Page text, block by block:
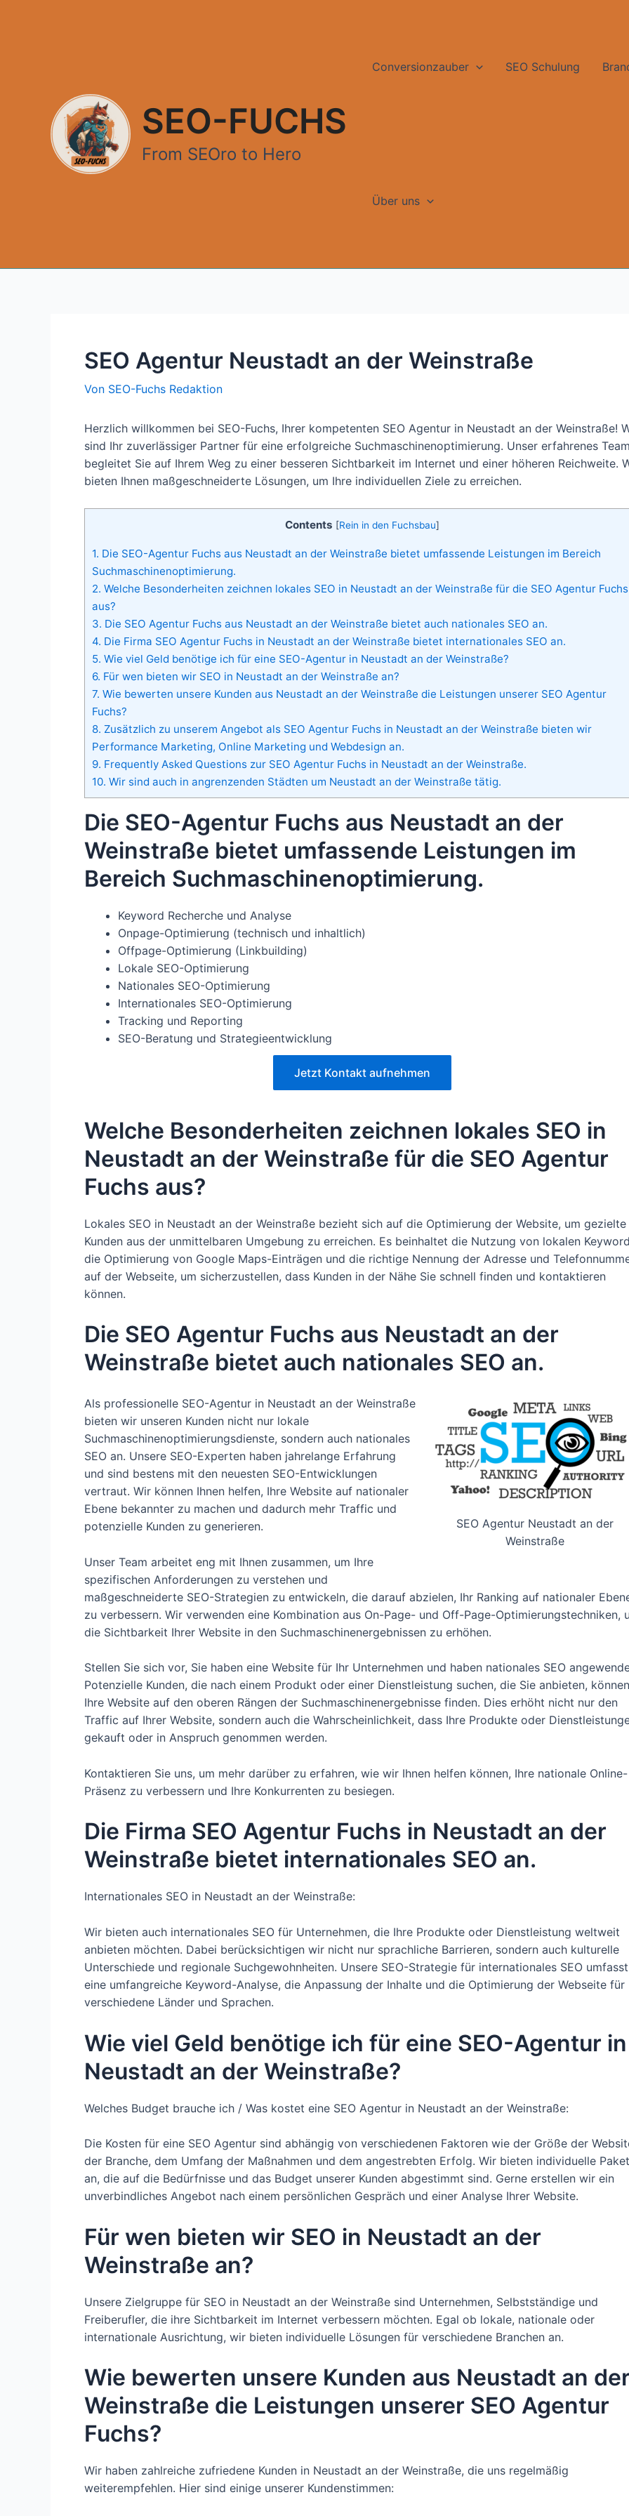
SEO-FUCHS
From SEOro to Hero
Conversionzauber SEO Schulung
Über uns
SEO Agentur Neustadt an der Weinstraße
Von SEO-Fuchs Redaktion
Herzlich willkommen bei SEO-Fuchs, Ihrer kompetenten SEO Agentur in Neustadt an der Weinstraße!
sind Ihr zuverlässiger Partner für eine erfolgreiche Suchmaschinenoptimierung. Unser erfahrenes
begleitet Sie auf Ihrem Weg zu einer besseren Sichtbarkeit im Internet und einer höheren Reichweite.
bieten Ihnen maßgeschneiderte Lösungen, um Ihre individuellen Ziele zu erreichen.
Contents [Rein in den Fuchsbau]
1. Die SEO-Agentur Fuchs aus Neustadt an der Weinstraße bietet umfassende Leistungen im Bereich
Suchmaschinenoptimierung.
2. Welche Besonderheiten zeichnen lokales SEO in Neustadt an der Weinstraße für die SEO Agentur Fuchs
aus?
3. Die SEO Agentur Fuchs aus Neustadt an der Weinstraße bietet auch nationales SEO an.
4. Die Firma SEO Agentur Fuchs in Neustadt an der Weinstraße bietet internationales SEO an.
5. Wie viel Geld benötige ich für eine SEO-Agentur in Neustadt an der Weinstraße?
6. Für wen bieten wir SEO in Neustadt an der Weinstraße an?
7. Wie bewerten unsere Kunden aus Neustadt an der Weinstraße die Leistungen unserer SEO Agentur
Fuchs?
8. Zusätzlich zu unserem Angebot als SEO Agentur Fuchs in Neustadt an der Weinstraße bieten wir
Performance Marketing, Online Marketing und Webdesign an.
9. Frequently Asked Questions zur SEO Agentur Fuchs in Neustadt an der Weinstraße.
10. Wir sind auch in angrenzenden Städten um Neustadt an der Weinstraße tätig.
Die SEO-Agentur Fuchs aus Neustadt an der
Weinstraße bietet umfassende Leistungen im
Bereich Suchmaschinenoptimierung.
Keyword Recherche und Analyse
Onpage-Optimierung (technisch und inhaltlich)
Offpage-Optimierung (Linkbuilding)
Lokale SEO-Optimierung
Nationales SEO-Optimierung
Internationales SEO-Optimierung
Tracking und Reporting
SEO-Beratung und Strategieentwicklung
Jetzt Kontakt aufnehmen
Welche Besonderheiten zeichnen lokales SEO in
Neustadt an der Weinstraße für die SEO Agentur
Fuchs aus?
Lokales SEO in Neustadt an der Weinstraße bezieht sich auf die Optimierung der Website, um gezielte
Kunden aus der unmittelbaren Umgebung zu erreichen. Es beinhaltet die Nutzung von lokalen
die Optimierung von Google Maps-Einträgen und die richtige Nennung der Adresse und
auf der Webseite, um sicherzustellen, dass Kunden in der Nähe Sie schnell finden und kontaktieren
können.
Die SEO Agentur Fuchs aus Neustadt an der
Weinstraße bietet auch nationales SEO an.
SEO Agentur Neustadt an der
Weinstraße
Als professionelle SEO-Agentur in Neustadt an der Weinstraße
bieten wir unseren Kunden nicht nur lokale
Suchmaschinenoptimierungsdienste, sondern auch nationales
SEO an. Unsere SEO-Experten haben jahrelange Erfahrung
und sind bestens mit den neuesten SEO-Entwicklungen
vertraut. Wir können Ihnen helfen, Ihre Website auf nationaler
Ebene bekannter zu machen und dadurch mehr Traffic und
potenzielle Kunden zu generieren.
Unser Team arbeitet eng mit Ihnen zusammen, um Ihre
spezifischen Anforderungen zu verstehen und
maßgeschneiderte SEO-Strategien zu entwickeln, die darauf abzielen, Ihr Ranking auf nationaler
zu verbessern. Wir verwenden eine Kombination aus On-Page- und Off-Page-Optimierungstechniken,
die Sichtbarkeit Ihrer Website in den Suchmaschinenergebnissen zu erhöhen.
Stellen Sie sich vor, Sie haben eine Website für Ihr Unternehmen und haben nationales SEO
Potenzielle Kunden, die nach einem Produkt oder einer Dienstleistung suchen, die Sie anbieten, können
Ihre Website auf den oberen Rängen der Suchmaschinenergebnisse finden. Dies erhöht nicht nur den
Traffic auf Ihrer Website, sondern auch die Wahrscheinlichkeit, dass Ihre Produkte oder
gekauft oder in Anspruch genommen werden.
Kontaktieren Sie uns, um mehr darüber zu erfahren, wie wir Ihnen helfen können, Ihre nationale Online-
Präsenz zu verbessern und Ihre Konkurrenten zu besiegen.
Die Firma SEO Agentur Fuchs in Neustadt an der
Weinstraße bietet internationales SEO an.
Internationales SEO in Neustadt an der Weinstraße:
Wir bieten auch internationales SEO für Unternehmen, die Ihre Produkte oder Dienstleistung weltweit
anbieten möchten. Dabei berücksichtigen wir nicht nur sprachliche Barrieren, sondern auch kulturelle
Unterschiede und regionale Suchgewohnheiten. Unsere SEO-Strategie für internationales SEO umfasst
eine umfangreiche Keyword-Analyse, die Anpassung der Inhalte und die Optimierung der Webseite für
verschiedene Länder und Sprachen.
Wie viel Geld benötige ich für eine SEO-Agentur in
Neustadt an der Weinstraße?
Welches Budget brauche ich / Was kostet eine SEO Agentur in Neustadt an der Weinstraße:
Die Kosten für eine SEO Agentur sind abhängig von verschiedenen Faktoren wie der Größe der
der Branche, dem Umfang der Maßnahmen und dem angestrebten Erfolg. Wir bieten individuelle
an, die auf die Bedürfnisse und das Budget unserer Kunden abgestimmt sind. Gerne erstellen wir ein
unverbindliches Angebot nach einem persönlichen Gespräch und einer Analyse Ihrer Website.
Für wen bieten wir SEO in Neustadt an der
Weinstraße an?
Unsere Zielgruppe für SEO in Neustadt an der Weinstraße sind Unternehmen, Selbstständige und
Freiberufler, die ihre Sichtbarkeit im Internet verbessern möchten. Egal ob lokale, nationale oder
internationale Ausrichtung, wir bieten individuelle Lösungen für verschiedene Branchen an.
Wie bewerten unsere Kunden aus Neustadt an
Weinstraße die Leistungen unserer SEO Agentur
Fuchs?
Wir haben zahlreiche zufriedene Kunden in Neustadt an der Weinstraße, die uns regelmäßig
weiterempfehlen. Hier sind einige unserer Kundenstimmen: